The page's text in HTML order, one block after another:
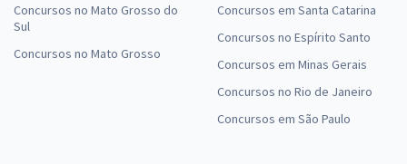
Concursos no Mato Grosso do
Sul
Concursos no Mato Grosso
Concursos em Santa Catarina
Concursos no Espírito Santo
Concursos em Minas Gerais
Concursos no Rio de Janeiro
Concursos em São Paulo